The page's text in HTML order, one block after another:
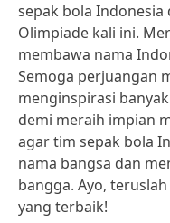
sepak bola
Olimpiade kali ini.
membawa nama
Semoga perjuangan
menginspirasi
demi meraih impian
agar tim sepak bola
nama bangsa dan
bangga. Ayo,
yang terbaik!